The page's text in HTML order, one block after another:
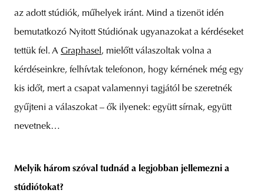
az adott stúdiók, műhelyek iránt. Mind a tizenöt idén
bemutatkozó Nyitott Stúdiónak ugyanazokat a kérdéseket
tettük fel. A Graphasel , mielőtt válaszoltak volna a
kérdéseinkre, felhívtak telefonon, hogy kérnének még egy
kis időt, mert a csapat valamennyi tagjától be szeretnék
gyűjteni a válaszokat – ők ilyenek: együtt sírnak, együtt
nevetnek…
Melyik három szóval tudnád a legjobban jellemezni a
stúdiótokat?